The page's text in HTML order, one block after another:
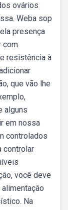
ovários
Weba sop
presença
com
resistência à
que vão lhe
alguns
em nossa
controlados
controlar
você deve
Na